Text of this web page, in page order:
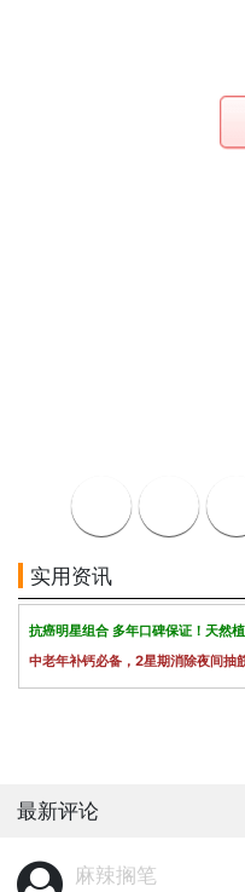
实用资讯
抗癌明星组合 多年口碑保证！天然
中老年补钙必备，2星期消除夜间抽
最新评论
麻辣搁笔